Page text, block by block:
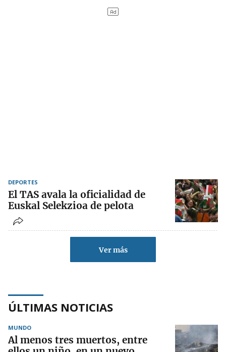
DEPORTES
El TAS avala la oficialidad de
Euskal Selekzioa de pelota
Ver más
ÚLTIMAS NOTICIAS
MUNDO
Al menos tres muertos, entre